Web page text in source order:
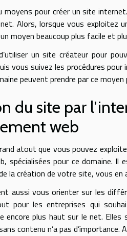
moyens pour créer un site
Alors, lorsque vous exploitez
moyen beaucoup plus facile et
un site créateur pour
vous suivez les procédures
peuvent prendre par ce
du site par
web
atout que vous pouvez
spécialisées pour ce domaine.
la création de votre site, vous en
aussi vous orienter sur les
pour les entreprises qui
encore plus haut sur le net.
contenu n’a pas